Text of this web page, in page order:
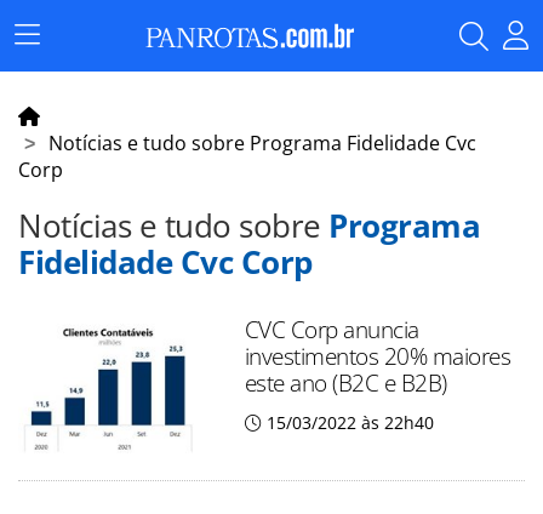
Menu
Principal
Notícias e tudo sobre Programa Fidelidade Cvc
Corp
Notícias e tudo sobre Programa
Fidelidade Cvc Corp
CVC Corp anuncia
investimentos 20% maiores
este ano (B2C e B2B)
15/03/2022 às 22h40